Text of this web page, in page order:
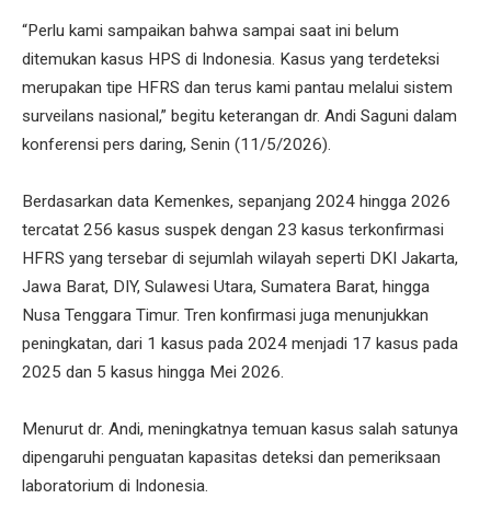
“Perlu kami sampaikan bahwa sampai saat ini belum
ditemukan kasus HPS di Indonesia. Kasus yang terdeteksi
merupakan tipe HFRS dan terus kami pantau melalui sistem
surveilans nasional,” begitu keterangan dr. Andi Saguni dalam
konferensi pers daring, Senin (11/5/2026).
Berdasarkan data Kemenkes, sepanjang 2024 hingga 2026
tercatat 256 kasus suspek dengan 23 kasus terkonfirmasi
HFRS yang tersebar di sejumlah wilayah seperti DKI Jakarta,
Jawa Barat, DIY, Sulawesi Utara, Sumatera Barat, hingga
Nusa Tenggara Timur. Tren konfirmasi juga menunjukkan
peningkatan, dari 1 kasus pada 2024 menjadi 17 kasus pada
2025 dan 5 kasus hingga Mei 2026.
Menurut dr. Andi, meningkatnya temuan kasus salah satunya
dipengaruhi penguatan kapasitas deteksi dan pemeriksaan
laboratorium di Indonesia.